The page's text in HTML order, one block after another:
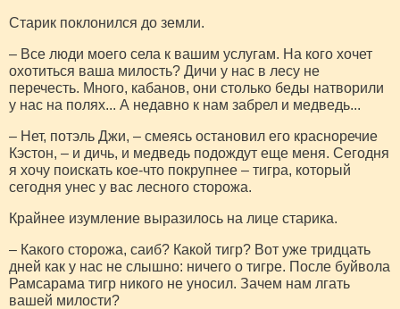
Старик поклонился до земли.
– Все люди моего села к вашим услугам. На кого хочет
охотиться ваша милость? Дичи у нас в лесу не
перечесть. Много, кабанов, они столько беды натворили
у нас на полях... А недавно к нам забрел и медведь...
– Нет, потэль Джи, – смеясь остановил его красноречие
Кэстон, – и дичь, и медведь подождут еще меня. Сегодня
я хочу поискать кое-что покрупнее – тигра, который
сегодня унес у вас лесного сторожа.
Крайнее изумление выразилось на лице старика.
– Какого сторожа, саиб? Какой тигр? Вот уже тридцать
дней как у нас не слышно: ничего о тигре. После буйвола
Рамсарама тигр никого не уносил. Зачем нам лгать
вашей милости?